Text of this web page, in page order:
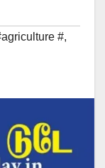
#,